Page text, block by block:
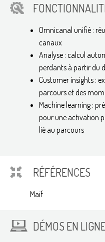
Omnicanal unifié :
canaux
Analyse : calcul
perdants à partir du
Customer insights :
parcours et des
Machine learning :
pour une activation
lié au parcours
RÉFÉRENCES
Maïf
DÉMOS EN